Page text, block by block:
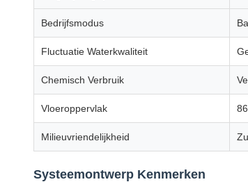
Bedrijfsmodus
Fluctuatie Waterkwaliteit
Chemisch Verbruik
Vloeroppervlak
Milieuvriendelijkheid
Systeemontwerp Kenmerken